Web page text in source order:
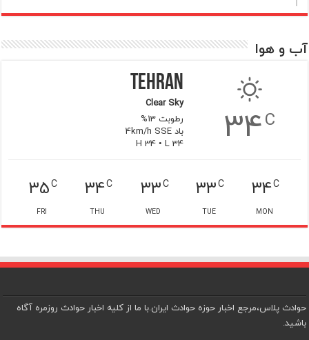
آب و هوا
34C
Tehran
Clear Sky
رطوبت 13%
باد 4km/h SSE
H 34 • L 34
34C
MON
33C
TUE
33C
WED
34C
THU
35C
FRI
حوادث پلاس،مرجع اخبار حوزه حوادث ایران.با ما از کلیه اخبار حوادث روزمره آگاه
باشید.